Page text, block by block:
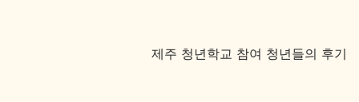
제주 청년학교 참여 청년들의 후기